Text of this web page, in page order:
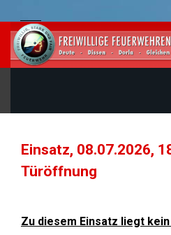
Einsatz, 08.07.2026,
Türöffnung
Zu diesem Einsatz liegt